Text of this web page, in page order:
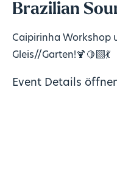
Brazilian
Caipirinha Workshop
Gleis//Garten!🍹🍋‍🟩💃
Event Details